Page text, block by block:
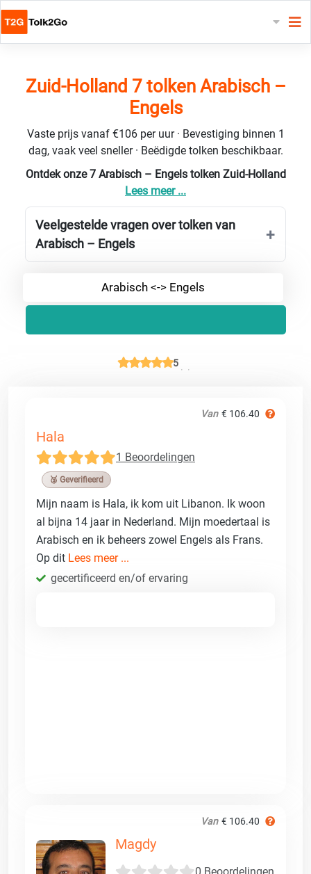
Zuid-Holland 7 tolken Arabisch –
Engels
Vaste prijs vanaf €106 per uur · Bevestiging binnen 1
dag, vaak veel sneller · Beëdigde tolken beschikbaar.
Ontdek onze 7 Arabisch – Engels tolken Zuid-Holland
Lees meer ...
Veelgestelde vragen over tolken van
Arabisch – Engels
Arabisch <-> Engels
5
Van € 106.40
Hala
1 Beoordelingen
🥉 Geverifieerd
Mijn naam is Hala, ik kom uit Libanon. Ik woon
al bijna 14 jaar in Nederland. Mijn moedertaal is
Arabisch en ik beheers zowel Engels als Frans.
Op dit Lees meer ...
gecertificeerd en/of ervaring
Van € 106.40
Magdy